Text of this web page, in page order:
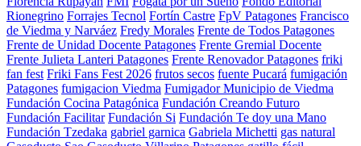
Rionegrino Forrajes Tecnol Fortín Castre FpV Patagones Francisco
de Viedma y Narváez Fredy Morales Frente de Todos Patagones
Frente de Unidad Docente Patagones Frente Gremial Docente
Frente Julieta Lanteri Patagones Frente Renovador Patagones friki
fan fest Friki Fans Fest 2026 frutos secos fuente Pucará fumigación
Patagones fumigacion Viedma Fumigador Municipio de Viedma
Fundación Cocina Patagónica Fundación Creando Futuro
Fundación Facilitar Fundación Si Fundación Te doy una Mano
Fundación Tzedaka gabriel garnica Gabriela Michetti gas natural